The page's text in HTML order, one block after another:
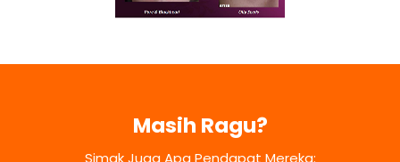
Masih Ragu?
Simak Juga Apa Pendapat Mereka: